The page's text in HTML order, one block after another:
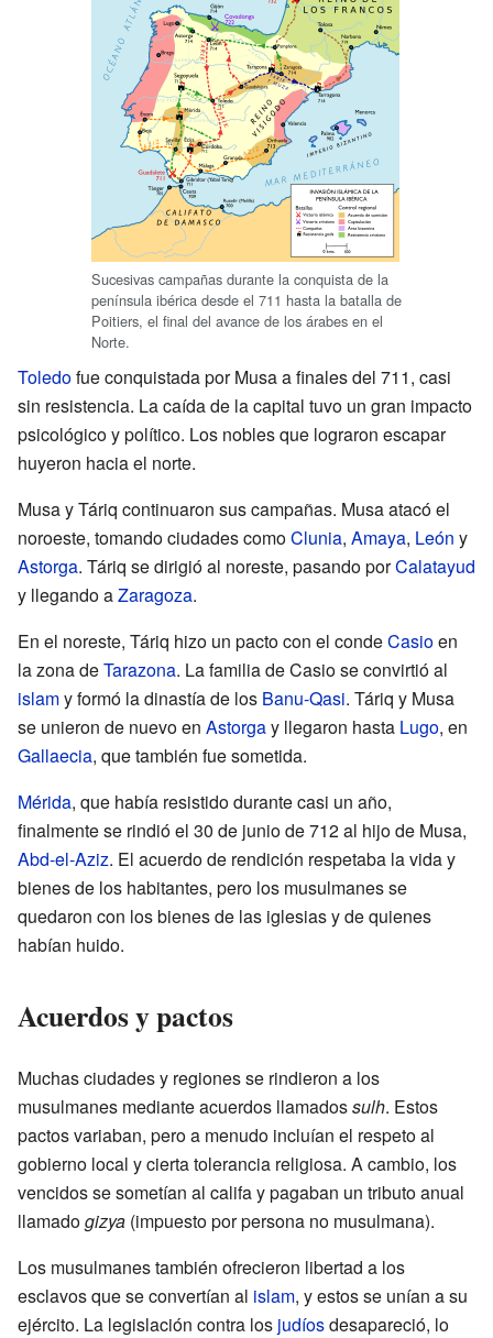
Sucesivas campañas durante la conquista de la
península ibérica desde el 711 hasta la batalla de
Poitiers, el final del avance de los árabes en el
Norte.
Toledofue conquistada por Musa a finales del 711, casi
sin resistencia. La caída de la capital tuvo un gran impacto
psicológico y político. Los nobles que lograron escapar
huyeron hacia el norte.
Musa y Táriq continuaron sus campañas. Musa atacó el
noroeste, tomando ciudades comoClunia, Amaya, León y
Astorga. Táriq se dirigió al noreste, pasando porCalatayud
y llegando aZaragoza.
En el noreste, Táriq hizo un pacto con el condeCasioen
la zona deTarazona. La familia de Casio se convirtió al
islamy formó la dinastía de los Banu-Qasi. Táriq y Musa
se unieron de nuevo en Astorgay llegaron hasta Lugo, en
Gallaecia, que también fue sometida.
Mérida, que había resistido durante casi un año,
finalmente se rindió el 30 de junio de 712 al hijo de Musa,
Abd-el-Aziz. El acuerdo de rendición respetaba la vida y
bienes de los habitantes, pero los musulmanes se
quedaron con los bienes de las iglesias y de quienes
habían huido.
Acuerdos y pactos
Muchas ciudades y regiones se rindieron a los
musulmanes mediante acuerdos llamadossulh. Estos
pactos variaban, pero a menudo incluían el respeto al
gobierno local y cierta tolerancia religiosa. A cambio, los
vencidos se sometían al califa y pagaban un tributo anual
llamadogizya (impuesto por persona no musulmana).
Los musulmanes también ofrecieron libertad a los
esclavos que se convertían al islam, y estos se unían a su
ejército. La legislación contra los judíosdesapareció, lo